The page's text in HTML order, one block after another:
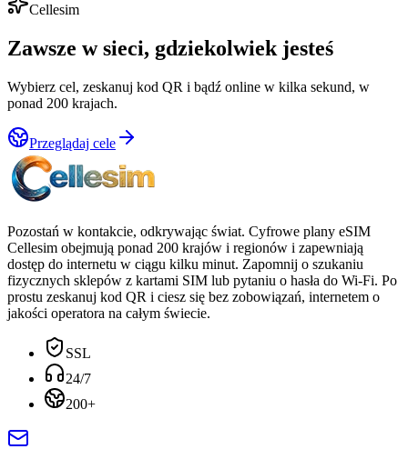
Cellesim
Zawsze w sieci, gdziekolwiek jesteś
Wybierz cel, zeskanuj kod QR i bądź online w kilka sekund, w
ponad 200 krajach.
Przeglądaj cele
Pozostań w kontakcie, odkrywając świat. Cyfrowe plany eSIM
Cellesim obejmują ponad 200 krajów i regionów i zapewniają
dostęp do internetu w ciągu kilku minut. Zapomnij o szukaniu
fizycznych sklepów z kartami SIM lub pytaniu o hasła do Wi-Fi. Po
prostu zeskanuj kod QR i ciesz się bez zobowiązań, internetem o
jakości operatora na całym świecie.
SSL
24/7
200+